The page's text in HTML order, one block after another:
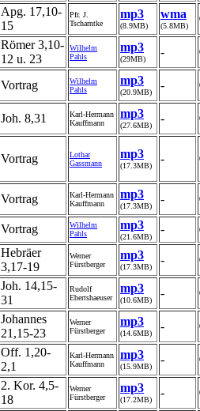
Apg. 17,10-
15
Pfr. J.
Tscharntke
mp3
(8.9MB)
wma
(5.8MB)
Römer 3,10-
12 u. 23
Wilhelm
Pahls
mp3
(29MB)
-
Vortrag
Wilhelm
Pahls
mp3
(20.9MB)
-
Joh. 8,31
Karl-Hermann
Kauffmann
mp3
(27.6MB)
-
Vortrag
Lothar
Gassmann
mp3
(17.3MB)
-
Vortrag
Karl-Hermann
Kauffmann
mp3
(17.3MB)
-
Vortrag
Wilhelm
Pahls
mp3
(21.6MB)
-
Hebräer
3,17-19
Werner
Fürstberger
mp3
(17.3MB)
-
Joh. 14,15-
31
Rudolf
Ebertshaeuser
mp3
(10.6MB)
-
Johannes
21,15-23
Werner
Fürstberger
mp3
(14.6MB)
-
Off. 1,20-
2,1
Karl-Hermann
Kauffmann
mp3
(15.9MB)
-
2. Kor. 4,5-
18
Werner
Fürstberger
mp3
(17.2MB)
-